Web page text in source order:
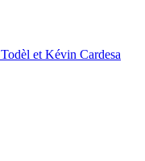
et Kévin Cardesa